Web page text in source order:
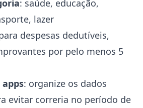
: saúde, educação,
lazer
despesas dedutíveis,
por pelo menos 5
: organize os dados
evitar correria no período de